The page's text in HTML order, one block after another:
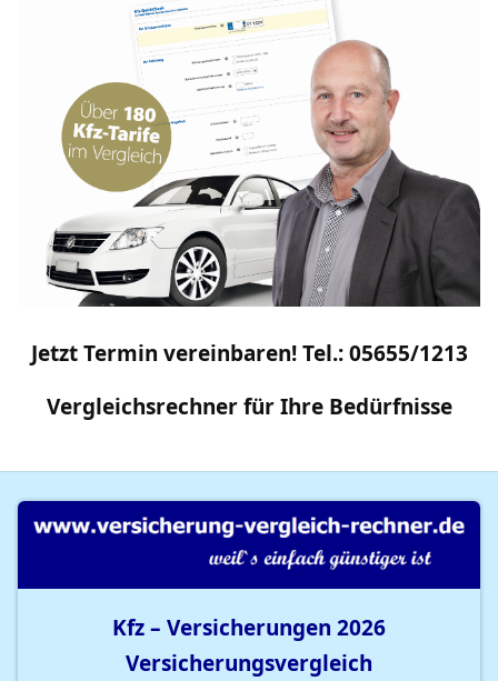
Jetzt Termin vereinbaren! Tel.: 05655/1213
Vergleichsrechnerfür Ihre Bedürfnisse
Kfz – Versicherungen 2026
Versicherungsvergleich